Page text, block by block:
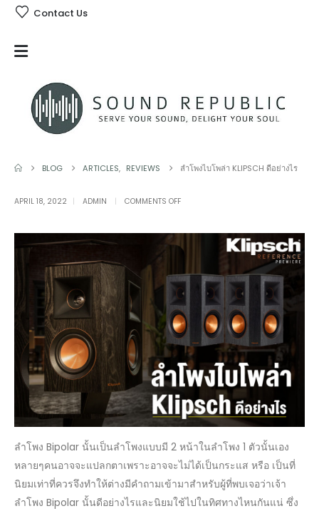
Contact Us
BLOG ARTICLES, REVIEWS ลำโพงไบโพล่า KLIPSCH ดีอย่างไร
APRIL 18, 2022 ADMIN COMMENTS OFFON
โพง
ไบ
ล่า
KLIPSCH
ดี
อย่างไร
ลำโพง Bipolar นั้นเป็นลำโพงแบบมี 2 หน้าในลำโพง 1 ตัวนั้นเอง
หลายๆคนอาจจะแปลกตาเพราะอาจจะไม่ได้เป็นกระแส หรือ เป็นที่
นิยมเท่าที่ควรจึงทำให้ต่างมีคำถามเข้ามาสำหรับผู้ที่พบเจอว่าเจ้า
ลำโพง Bipolar นั้นดีอย่างไรและนิยมใช้ไปในทิศทางไหนกันแน่ ซึ่ง